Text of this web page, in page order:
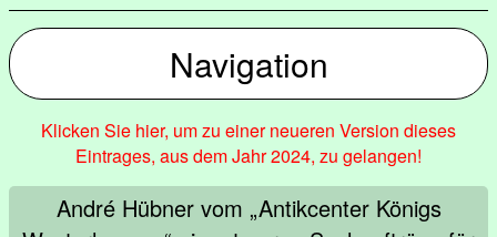
Navigation
Klicken Sie hier, um zu einer neueren Version dieses
Eintrages, aus dem Jahr 2024, zu gelangen!
André Hübner vom „Antikcenter Königs